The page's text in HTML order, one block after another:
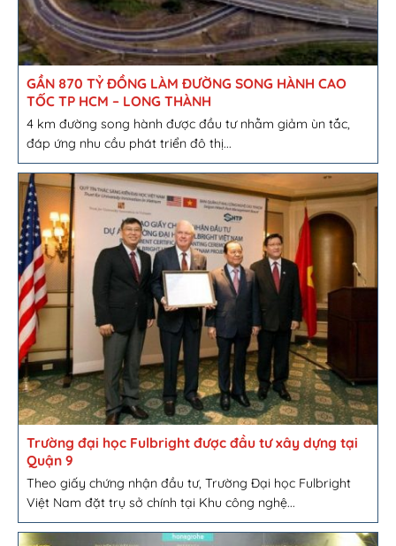
GẦN 870 TỶ ĐỒNG LÀM ĐƯỜNG SONG HÀNH CAO
TỐC TP HCM – LONG THÀNH
4 km đường song hành được đầu tư nhằm giảm ùn tắc,
đáp ứng nhu cầu phát triển đô thị...
Trường đại học Fulbright được đầu tư xây dựng tại
Quận 9
Theo giấy chứng nhận đầu tư, Trường Đại học Fulbright
Việt Nam đặt trụ sở chính tại Khu công nghệ...